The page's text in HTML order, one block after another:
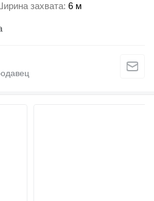
захвата 6 м